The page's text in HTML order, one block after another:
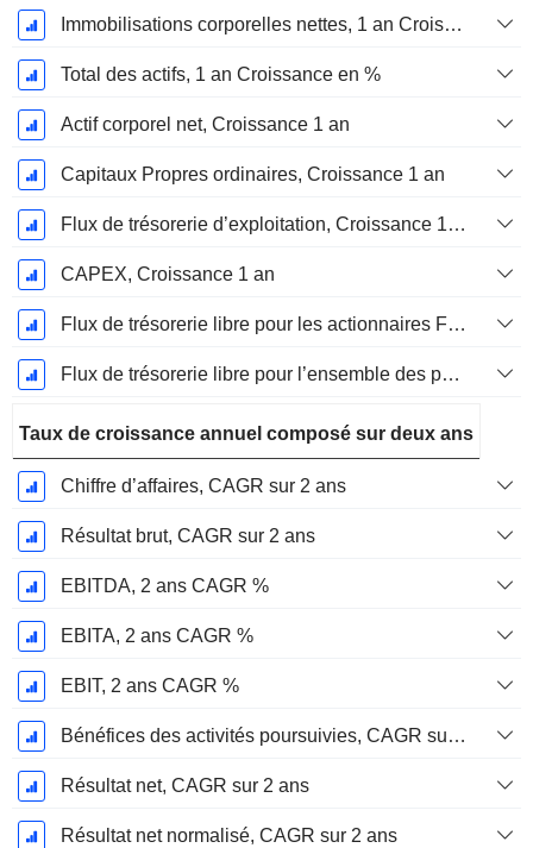
Immobilisations corporelles nettes, 1 an Croissance
Total des actifs, 1 an Croissance en %
Actif corporel net, Croissance 1 an
Capitaux Propres ordinaires, Croissance 1 an
Flux de trésorerie d’exploitation, Croissance 1 an
CAPEX, Croissance 1 an
Flux de trésorerie libre pour les actionnaires FCFE, Croissance 1 an
Flux de trésorerie libre pour l’ensemble des pourvoyeurs de fonds (créanciers et actionnaires) FCFF, Croissance 1 an
Taux de croissance annuel composé sur deux ans
Chiffre d’affaires, CAGR sur 2 ans
Résultat brut, CAGR sur 2 ans
EBITDA, 2 ans CAGR %
EBITA, 2 ans CAGR %
EBIT, 2 ans CAGR %
Bénéfices des activités poursuivies, CAGR sur 2 ans
Résultat net, CAGR sur 2 ans
Résultat net normalisé, CAGR sur 2 ans